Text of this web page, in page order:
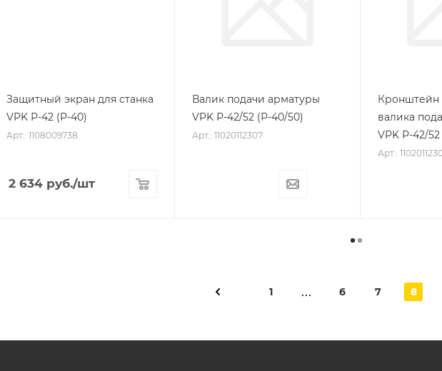
Защитный экран для станка
VPK Р-42 (Р-40)
Арт.: 1108009738
2 634 руб./шт
Валик подачи арматуры
VPK Р-42/52 (Р-40/50)
Арт.: 11020112307
Кронштейн
валика
VPK Р-42/
Арт.:
1 6 7 8